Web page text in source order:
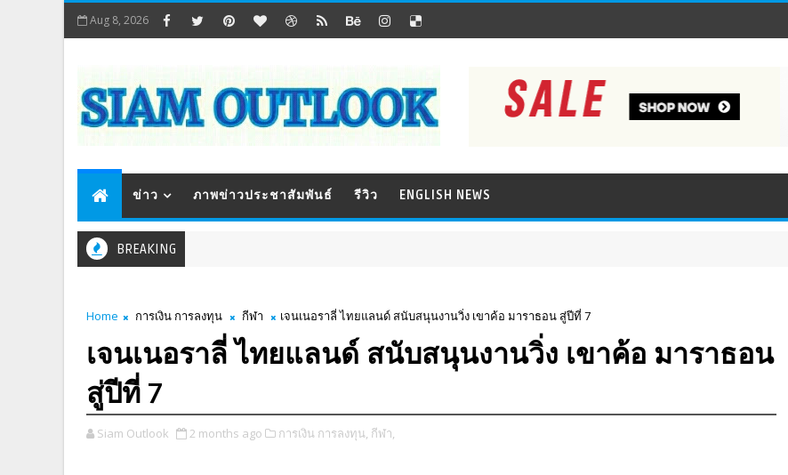
Aug 8, 2026
ข่าว ภาพข่าวประชาสัมพันธ์ รีวิว ENGLISH NEWS
BREAKING
Home การเงิน การลงทุน กีฬา เจนเนอราลี่ ไทยแลนด์ สนับสนุนงานวิ่ง เขาค้อ มาราธอน สู่ปีที่ 7
เจนเนอราลี่ ไทยแลนด์ สนับสนุนงานวิ่ง เขาค้อ มาราธอน
สู่ปีที่ 7
Siam Outlook 2 months ago การเงิน การลงทุน, กีฬา,